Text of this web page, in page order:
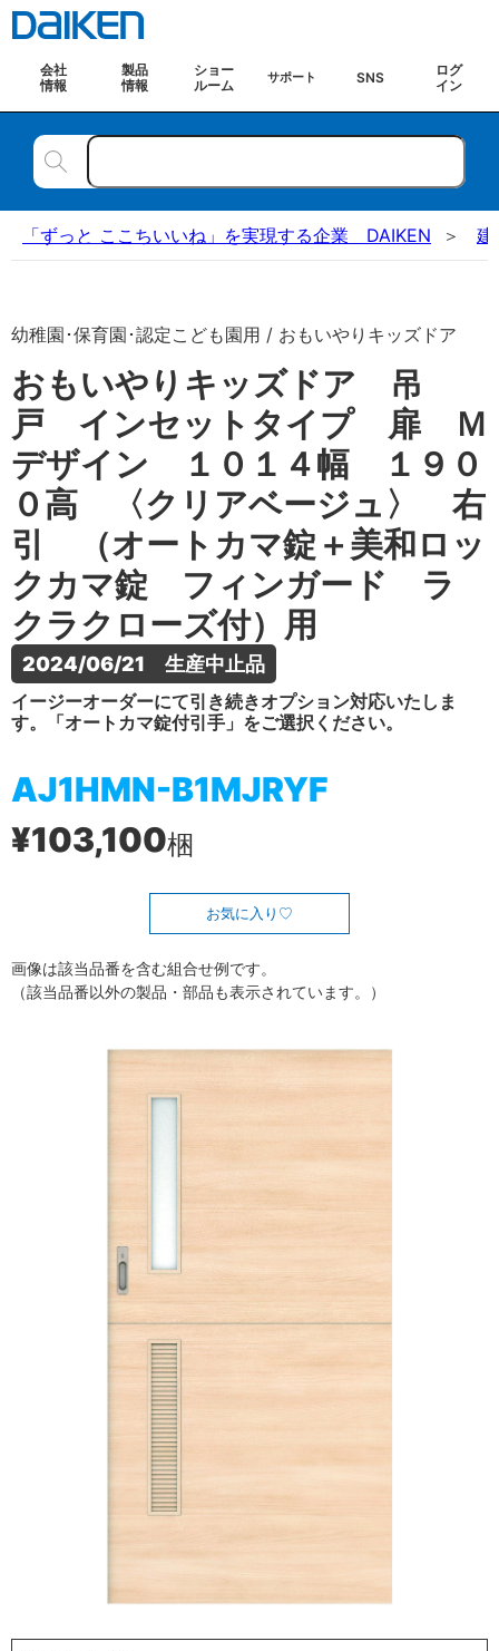
会社
情報
製品
情報
ショー
ルーム
サポート SNS
ログ
イン
「ずっと ここちいいね」を実現する企業 DAIKEN 建
幼稚園･保育園･認定こども園用 / おもいやりキッズドア
おもいやりキッズドア 吊
戸 インセットタイプ 扉 Ｍ
デザイン １０１４幅 １９０
０高 〈クリアベージュ〉 右
引 （オートカマ錠＋美和ロッ
クカマ錠 フィンガード ラ
クラクローズ付）用
2024/06/21　生産中止品
イージーオーダーにて引き続きオプション対応いたしま
す。「オートカマ錠付引手」をご選択ください。
AJ1HMN-B1MJRYF
¥103,100梱
お気に入り
画像は該当品番を含む組合せ例です。
（該当品番以外の製品・部品も表示されています。）